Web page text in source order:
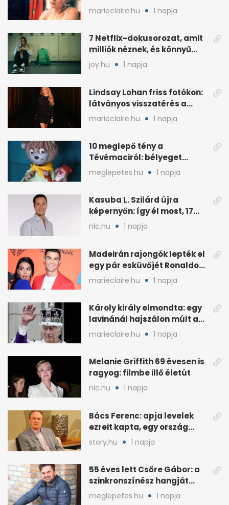
mutatja
marieclaire.hu 1 napja
7 Netflix-dokusorozat, amit
milliók néznek, és könnyű
rákattanni
joy.hu 1 napja
Lindsay Lohan friss fotókon:
látványos visszatérés a
reflektorfénybe
marieclaire.hu 1 napja
10 meglepő tény a
Tévémaciról: bélyeget
kapott, és az űrben is járt
meglepetes.hu 1 napja
Kasuba L. Szilárd újra
képernyőn: így él most, 17
éves a lánya
nlc.hu 1 napja
Madeirán rajongók lepték el
egy pár esküvőjét Ronaldo
miatt
marieclaire.hu 1 napja
Károly király elmondta: egy
lavinánál hajszálon múlt az
élete
marieclaire.hu 1 napja
Melanie Griffith 69 évesen is
ragyog: filmbe illő életút
nlc.hu 1 napja
Bács Ferenc: apja levelek
ezreit kapta, egy ország
rajongott érte
story.hu 1 napja
55 éves lett Csőre Gábor: a
szinkronszínész hangját
mindenki ismeri
meglepetes.hu 1 napja